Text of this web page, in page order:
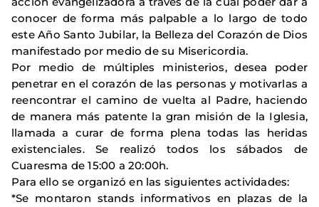
conocer de forma más palpable a lo largo de todo
este Año Santo Jubilar, la Belleza del Corazón de Dios
manifestado por medio de su Misericordia.
Por medio de múltiples ministerios, desea poder
penetrar en el corazón de las personas y motivarlas a
reencontrar el camino de vuelta al Padre, haciendo
de manera más patente la gran misión de la Iglesia,
llamada a curar de forma plena todas las heridas
existenciales. Se realizó todos los sábados de
Cuaresma de 15:00 a 20:00h.
Para ello se organizó en las siguientes actividades:
*Se montaron stands informativos en plazas de la